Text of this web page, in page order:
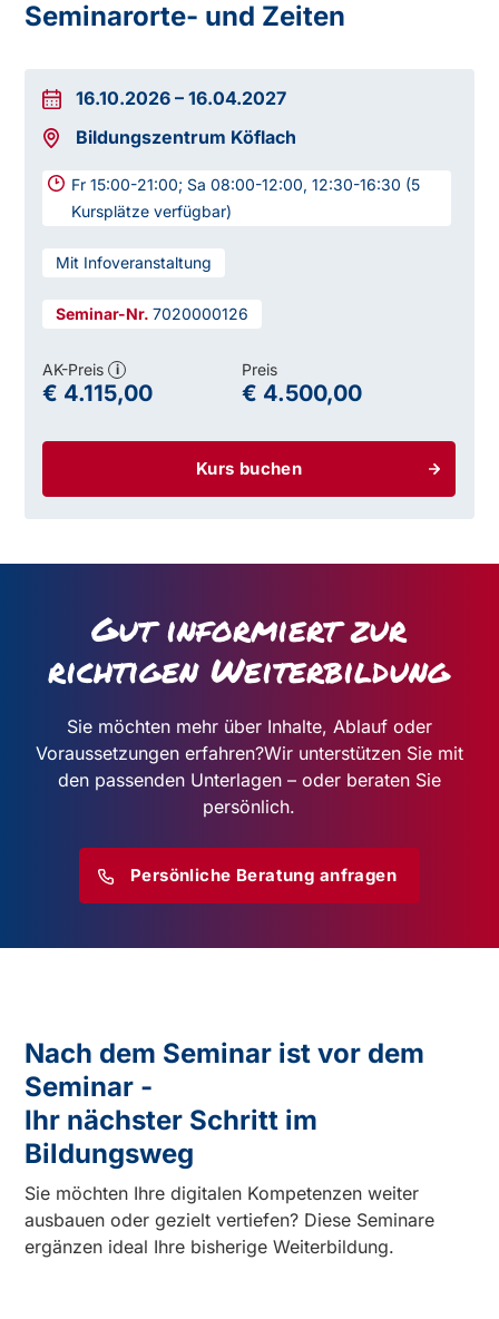
Seminarorte- und Zeiten
16.10.2026 –16.04.2027
Bildungszentrum Köflach
Fr 15:00-21:00; Sa 08:00-12:00, 12:30-16:30 (5
Kursplätze verfügbar)
Mit Infoveranstaltung
7020000126
Kurs buchen
AK-Preis i
€ 4.115,00
Preis
€ 4.500,00
Gut informiert zur
richtigen Weiterbildung
Sie möchten mehr über Inhalte, Ablauf oder
Voraussetzungen erfahren?Wir unterstützen Sie mit
den passenden Unterlagen – oder beraten Sie
persönlich.
Persönliche Beratung anfragen
Nach dem Seminar ist vor dem
Seminar -
Ihr nächster Schritt im
Bildungsweg
Sie möchten Ihre digitalen Kompetenzen weiter
ausbauen oder gezielt vertiefen? Diese Seminare
ergänzen ideal Ihre bisherige Weiterbildung.